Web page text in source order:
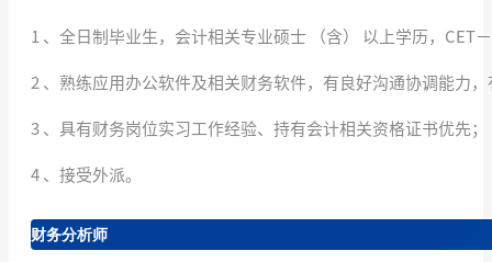
1 、全日制毕业生，会计相关专业硕士 （含） 以上学历，CET
2 、熟练应用办公软件及相关财务软件，有良好沟通协调能力
3 、具有财务岗位实习工作经验、持有会计相关资格证书优先；
4 、接受外派。
财务分析师